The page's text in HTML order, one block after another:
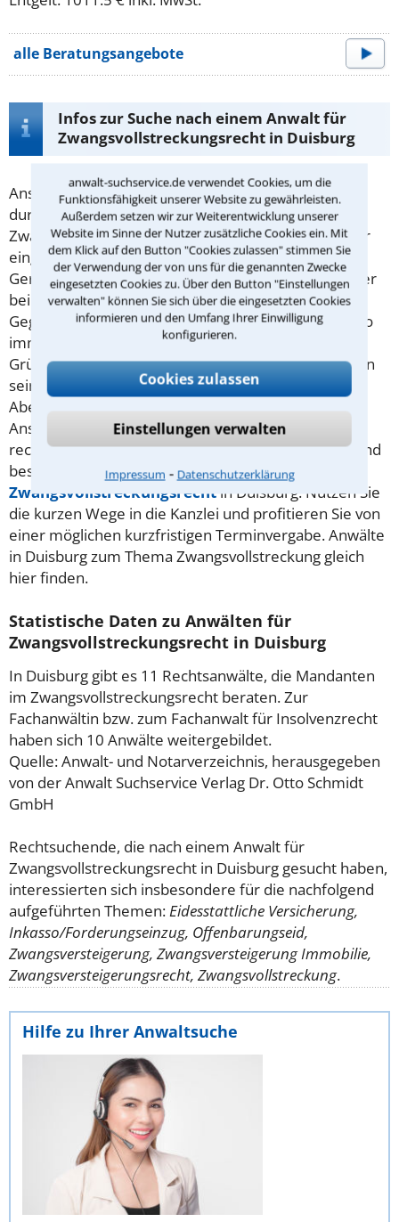
anwalt-suchservice.de verwendet Cookies, um die
Funktionsfähigkeit unserer Website zu gewährleisten.
Außerdem setzen wir zur Weiterentwicklung unserer
Website im Sinne der Nutzer zusätzliche Cookies ein. Mit
dem Klick auf den Button "Cookies zulassen" stimmen Sie
der Verwendung der von uns für die genannten Zwecke
eingesetzten Cookies zu. Über den Button "Einstellungen
verwalten" können Sie sich über die eingesetzten Cookies
informieren und den Umfang Ihrer Einwilligung
konfigurieren.
Cookies zulassen
Einstellungen verwalten
Impressum ⁃ Datenschutzerklärung
alle Beratungsangebote
Infos zur Suche nach einem Anwalt für
Zwangsvollstreckungsrecht in Duisburg
Ansprüche können in der Regel nicht im Alleingang
durchgesetzt werden. Dafür ist die
Zwangsvollstreckung als Hilfsmittel für die Gläubiger
eingerichtet. Ein staatlicher Vertreter, z.B. der
Gerichtsvollzieher, sammelt im Auftrag der Gläubiger
beim Schuldner Geld, Lohn oder bewegliche
Gegenstände ein. Der Zwangsvollstreckung geht also
immer ein Schuldverhältnis voraus: Aus welchen
Gründen auch immer kann oder möchte eine Person
seinen Verpflichtungen nicht (mehr) nachkommen.
Aber nicht immer ist die Durchsetzung von
Ansprüchen mittels einer Zwangsvollstreckung
rechtens. Holen Sie sich fachkundige Hilfe am Ort und
besprechen Sie Ihren Fall mit einem Anwalt für
Zwangsvollstreckungsrecht in Duisburg. Nutzen Sie
die kurzen Wege in die Kanzlei und profitieren Sie von
einer möglichen kurzfristigen Terminvergabe. Anwälte
in Duisburg zum Thema Zwangsvollstreckung gleich
hier finden.
Statistische Daten zu Anwälten für
Zwangsvollstreckungsrecht in Duisburg
In Duisburg gibt es 11 Rechtsanwälte, die Mandanten
im Zwangsvollstreckungsrecht beraten. Zur
Fachanwältin bzw. zum Fachanwalt für Insolvenzrecht
haben sich 10 Anwälte weitergebildet.
Quelle: Anwalt- und Notarverzeichnis, herausgegeben
von der Anwalt Suchservice Verlag Dr. Otto Schmidt
GmbH
Rechtsuchende, die nach einem Anwalt für
Zwangsvollstreckungsrecht in Duisburg gesucht haben,
interessierten sich insbesondere für die nachfolgend
aufgeführten Themen:Eidesstattliche Versicherung,
Inkasso/Forderungseinzug, Offenbarungseid,
Zwangsversteigerung, Zwangsversteigerung Immobilie,
Zwangsversteigerungsrecht, Zwangsvollstreckung.
Hilfe zu Ihrer Anwaltsuche